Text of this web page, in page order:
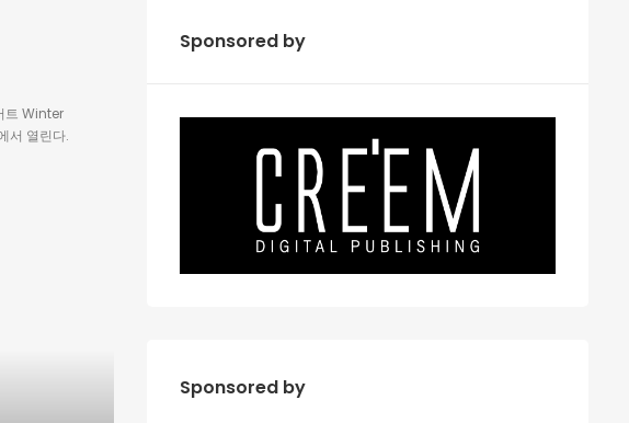
트 Winter
서 열린다.
Sponsored by
Sponsored by